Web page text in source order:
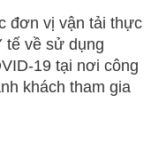
đơn vị vận tải thực
tế về sử dụng
19 tại nơi công
khách tham gia